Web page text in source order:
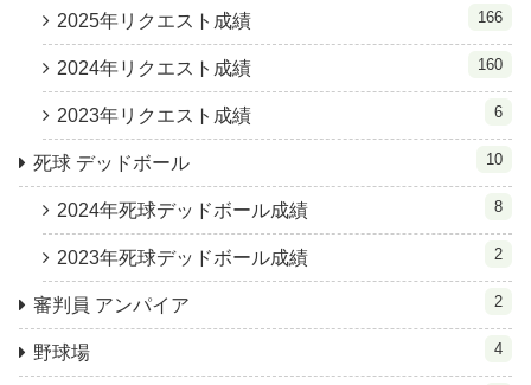
2025年リクエスト成績 166
2024年リクエスト成績 160
2023年リクエスト成績 6
死球 デッドボール 10
2024年死球デッドボール成績 8
2023年死球デッドボール成績 2
審判員 アンパイア 2
野球場 4